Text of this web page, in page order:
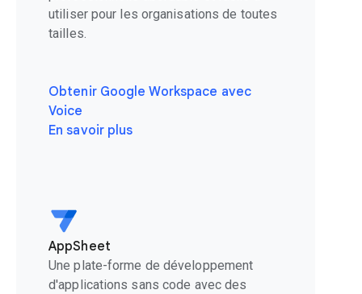
utiliser pour les organisations de toutes
tailles.
Obtenir Google Workspace avec
Voice
En savoir plus
AppSheet
Une plate-forme de développement
d'applications sans code avec des